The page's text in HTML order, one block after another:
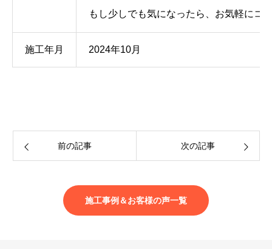
もし少しでも気になったら、お気軽にコ
施工年月 2024年10月
前の記事 次の記事
施工事例＆お客様の声一覧